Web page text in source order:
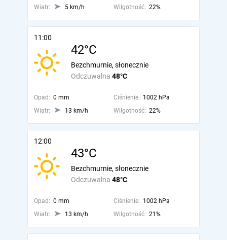
Wiatr:
5 km/h Wilgotność: 22%
11:00
42°C
Odczuwalna 48°C
Bezchmurnie, słonecznie
Opad: 0 mm Ciśnienie: 1002 hPa
Wiatr:
13 km/h Wilgotność: 22%
12:00
43°C
Odczuwalna 48°C
Bezchmurnie, słonecznie
Opad: 0 mm Ciśnienie: 1002 hPa
Wiatr:
13 km/h Wilgotność: 21%